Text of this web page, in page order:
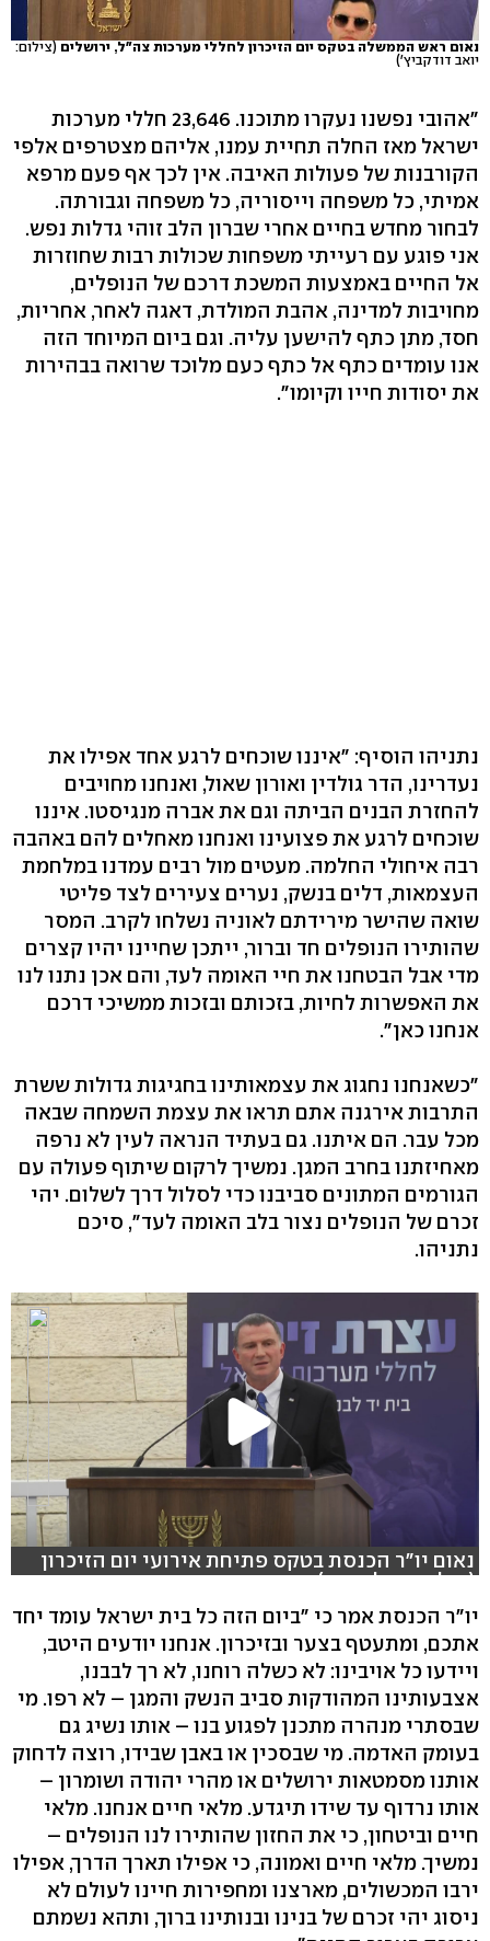
נאום ראש הממשלה בטקס יום הזיכרון לחללי מערכות צה"ל, ירושלים(צילום:
יואב דודקביץ')
"אהובי נפשנו נעקרו מתוכנו. 23,646 חללי מערכות
ישראל מאז החלה תחיית עמנו, אליהם מצטרפים אלפי
הקורבנות של פעולות האיבה. אין לכך אף פעם מרפא
אמיתי, כל משפחה וייסוריה, כל משפחה וגבורתה.
לבחור מחדש בחיים אחרי שברון הלב זוהי גדלות נפש.
אני פוגע עם רעייתי משפחות שכולות רבות שחוזרות
אל החיים באמצעות המשכת דרכם של הנופלים,
מחויבות למדינה, אהבת המולדת, דאגה לאחר, אחריות,
חסד, מתן כתף להישען עליה. וגם ביום המיוחד הזה
אנו עומדים כתף אל כתף כעם מלוכד שרואה בבהירות
את יסודות חייו וקיומו".
נתניהו הוסיף: "איננו שוכחים לרגע אחד אפילו את
נעדרינו, הדר גולדין ואורון שאול, ואנחנו מחויבים
להחזרת הבנים הביתה וגם את אברה מנגיסטו. איננו
שוכחים לרגע את פצועינו ואנחנו מאחלים להם באהבה
רבה איחולי החלמה. מעטים מול רבים עמדנו במלחמת
העצמאות, דלים בנשק, נערים צעירים לצד פליטי
שואה שהישר מירידתם לאוניה נשלחו לקרב. המסר
שהותירו הנופלים חד וברור, ייתכן שחיינו יהיו קצרים
מדי אבל הבטחנו את חיי האומה לעד, והם אכן נתנו לנו
את האפשרות לחיות, בזכותם ובזכות ממשיכי דרכם
אנחנו כאן".
"כשאנחנו נחגוג את עצמאותינו בחגיגות גדולות ששרת
התרבות אירגנה אתם תראו את עצמת השמחה שבאה
מכל עבר. הם איתנו. גם בעתיד הנראה לעין לא נרפה
מאחיזתנו בחרב המגן. נמשיך לרקום שיתוף פעולה עם
הגורמים המתונים סביבנו כדי לסלול דרך לשלום. יהי
זכרם של הנופלים נצור בלב האומה לעד", סיכם
נתניהו.
נאום יו"ר הכנסת בטקס פתיחת אירועי יום הזיכרון
(צילום: יובל עוזרי)
יו"ר הכנסת אמר כי "ביום הזה כל בית ישראל עומד יחד
אתכם, ומתעטף בצער ובזיכרון. אנחנו יודעים היטב,
ויידעו כל אויבינו: לא כשלה רוחנו, לא רך לבבנו,
אצבעותינו המהודקות סביב הנשק והמגן – לא רפו. מי
שבסתרי מנהרה מתכנן לפגוע בנו – אותו נשיג גם
בעומק האדמה. מי שבסכין או באבן שבידו, רוצה לדחוק
אותנו מסמטאות ירושלים או מהרי יהודה ושומרון –
אותו נרדוף עד שידו תיגדע. מלאי חיים אנחנו. מלאי
חיים וביטחון, כי את החזון שהותירו לנו הנופלים –
נמשיך. מלאי חיים ואמונה, כי אפילו תארך הדרך, אפילו
ירבו המכשולים, מארצנו ומחפירות חיינו לעולם לא
ניסוג יהי זכרם של בנינו ובנותינו ברוך, ותהא נשמתם